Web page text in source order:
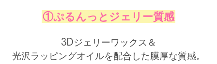
①ぷるんっとジェリー質感
3Dジェリーワックス＆
光沢ラッピングオイルを配合した膜厚な質感。